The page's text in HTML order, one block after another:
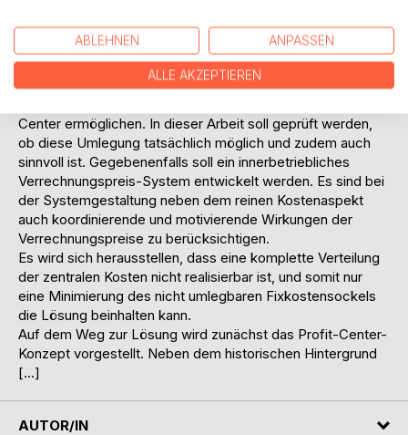
erbrachten Leistungen bisher nicht wertmäßig erfasst und
den Kosten gegenübergestellt werden.
Gang der Untersuchung:
Ziel ist nun, sinnvolle Maßstäbe für die Arbeit der Zentrale
Center ermöglichen. In dieser Arbeit soll geprüft werden,
ob diese Umlegung tatsächlich möglich und zudem auch
sinnvoll ist. Gegebenenfalls soll ein innerbetriebliches
Verrechnungspreis-System entwickelt werden. Es sind bei
der Systemgestaltung neben dem reinen Kostenaspekt
auch koordinierende und motivierende Wirkungen der
Verrechnungspreise zu berücksichtigen.
Es wird sich herausstellen, dass eine komplette Verteilung
der zentralen Kosten nicht realisierbar ist, und somit nur
eine Minimierung des nicht umlegbaren Fixkostensockels
die Lösung beinhalten kann.
Auf dem Weg zur Lösung wird zunächst das Profit-Center-
Konzept vorgestellt. Neben dem historischen Hintergrund
[…]
AUTOR/IN
ABLEHNEN ANPASSEN
ALLE AKZEPTIEREN